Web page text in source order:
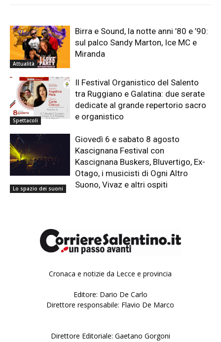
Attualità
Birra e Sound, la notte anni ’80 e ’90:
sul palco Sandy Marton, Ice MC e
Miranda
Spettacoli
Il Festival Organistico del Salento
tra Ruggiano e Galatina: due serate
dedicate al grande repertorio sacro
e organistico
Lo spazio dei suoni
Giovedì 6 e sabato 8 agosto
Kascignana Festival con
Kascignana Buskers, Bluvertigo, Ex-
Otago, i musicisti di Ogni Altro
Suono, Vivaz e altri ospiti
Cronaca e notizie da Lecce e provincia
Editore: Dario De Carlo
Direttore responsabile: Flavio De Marco
Direttore Editoriale: Gaetano Gorgoni